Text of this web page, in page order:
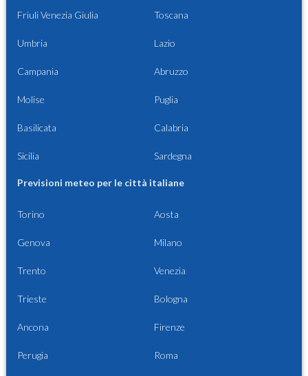
Friuli Venezia Giulia Toscana
Umbria Lazio
Campania Abruzzo
Molise Puglia
Basilicata Calabria
Sicilia Sardegna
Previsioni meteo per le città italiane
Torino Aosta
Genova Milano
Trento Venezia
Trieste Bologna
Ancona Firenze
Perugia Roma